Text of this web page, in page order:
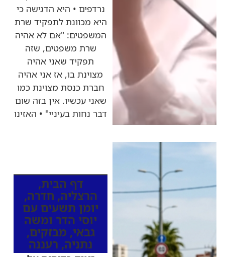
נרדפים • היא הדגישה כי
היא מכוונת לתפקיד שרת
המשפטים: "אם לא אהיה
שרת משפטים, שזה
תפקיד שאני אהיה
מצוינת בו, אז אני אהיה
חברת כנסת מצוינת כמו
שאני עכשיו. אין בזה שום
דבר נחות בעיניי" • האזינו
דף הבית,
הרצליה, חדרה,
יומן תשעים עם
יוסי הדר ומשה
גבאי, מבזקים,
נתניה, רעננה